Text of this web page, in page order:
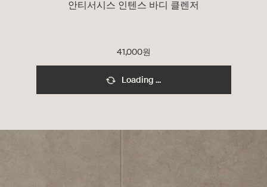
안티서시스 인텐스 바디 클렌저
41,000원
Loading ...